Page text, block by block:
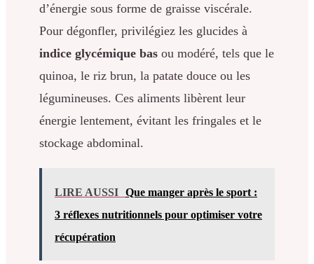
d’énergie sous forme de graisse viscérale.
Pour dégonfler, privilégiez les glucides à
indice glycémique bas ou modéré, tels que le
quinoa, le riz brun, la patate douce ou les
légumineuses. Ces aliments libèrent leur
énergie lentement, évitant les fringales et le
stockage abdominal.
LIRE AUSSI Que manger après le sport :
3 réflexes nutritionnels pour optimiser votre
récupération